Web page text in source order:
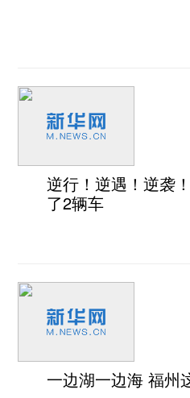
逆行！逆遇！逆袭
了2辆车
一边湖一边海 福州